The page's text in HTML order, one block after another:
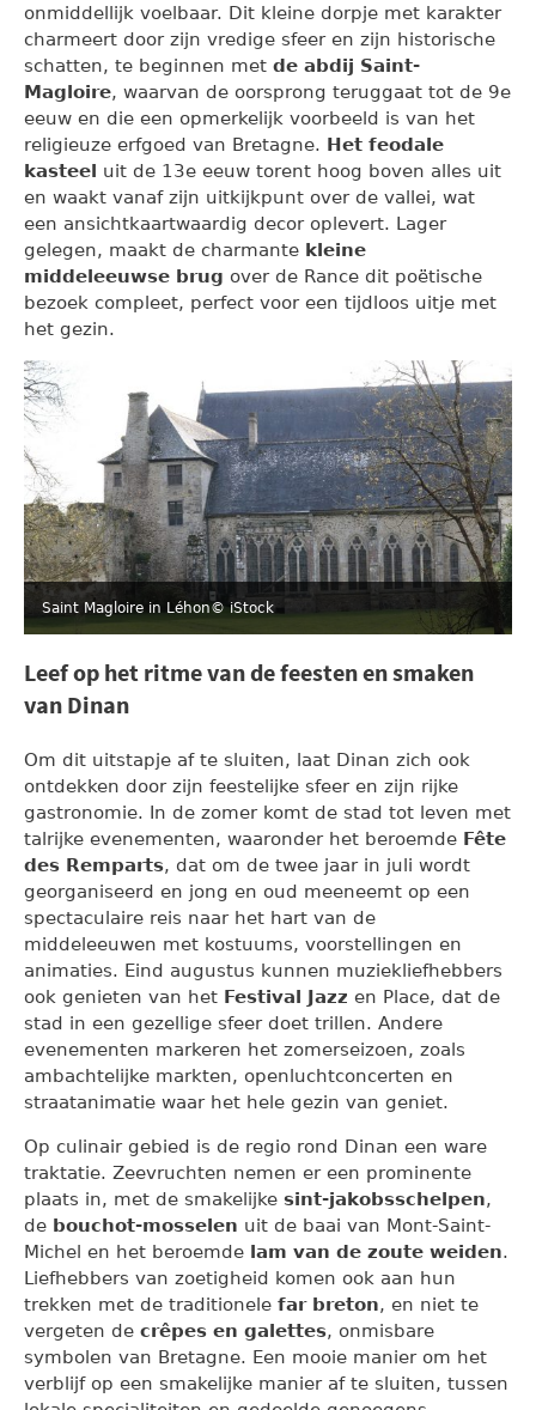
onmiddellijk voelbaar. Dit kleine dorpje met karakter
charmeert door zijn vredige sfeer en zijn historische
schatten, te beginnen met de abdij Saint-
Magloire, waarvan de oorsprong teruggaat tot de 9e
eeuw en die een opmerkelijk voorbeeld is van het
religieuze erfgoed van Bretagne. Het feodale
kasteel uit de 13e eeuw torent hoog boven alles uit
en waakt vanaf zijn uitkijkpunt over de vallei, wat
een ansichtkaartwaardig decor oplevert. Lager
gelegen, maakt de charmante kleine
middeleeuwse brug over de Rance dit poëtische
bezoek compleet, perfect voor een tijdloos uitje met
het gezin.
Saint Magloire in Léhon© iStock
Leef op het ritme van de feesten en smaken
van Dinan
Om dit uitstapje af te sluiten, laat Dinan zich ook
ontdekken door zijn feestelijke sfeer en zijn rijke
gastronomie. In de zomer komt de stad tot leven met
talrijke evenementen, waaronder het beroemde Fête
des Remparts, dat om de twee jaar in juli wordt
georganiseerd en jong en oud meeneemt op een
spectaculaire reis naar het hart van de
middeleeuwen met kostuums, voorstellingen en
animaties. Eind augustus kunnen muziekliefhebbers
ook genieten van het Festival Jazz en Place, dat de
stad in een gezellige sfeer doet trillen. Andere
evenementen markeren het zomerseizoen, zoals
ambachtelijke markten, openluchtconcerten en
straatanimatie waar het hele gezin van geniet.
Op culinair gebied is de regio rond Dinan een ware
traktatie. Zeevruchten nemen er een prominente
plaats in, met de smakelijke sint-jakobsschelpen,
de bouchot-mosselen uit de baai van Mont-Saint-
Michel en het beroemde lam van de zoute weiden.
Liefhebbers van zoetigheid komen ook aan hun
trekken met de traditionele far breton, en niet te
vergeten de crêpes en galettes, onmisbare
symbolen van Bretagne. Een mooie manier om het
verblijf op een smakelijke manier af te sluiten, tussen